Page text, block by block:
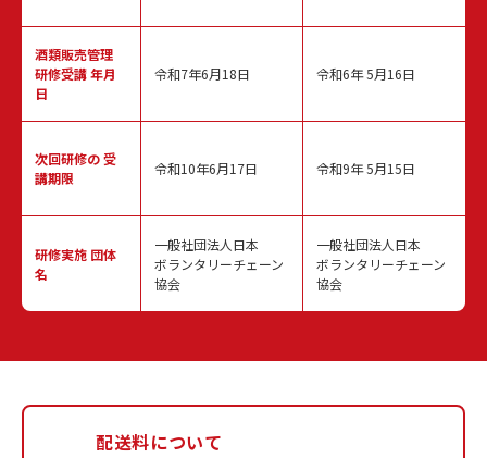
酒類販売管理
研修受講 年月
日
次回研修の受
講期限
研修実施 団体
名
令和7年6月18日
令和10年6月17日
一般社団法人日本
ボランタリーチェーン
協会
令和6年 5月16日
令和9年 5月15日
一般社団法人日本
ボランタリーチェーン
協会
配送料について